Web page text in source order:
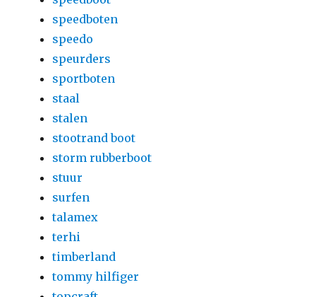
speedboten
speedo
speurders
sportboten
staal
stalen
stootrand boot
storm rubberboot
stuur
surfen
talamex
terhi
timberland
tommy hilfiger